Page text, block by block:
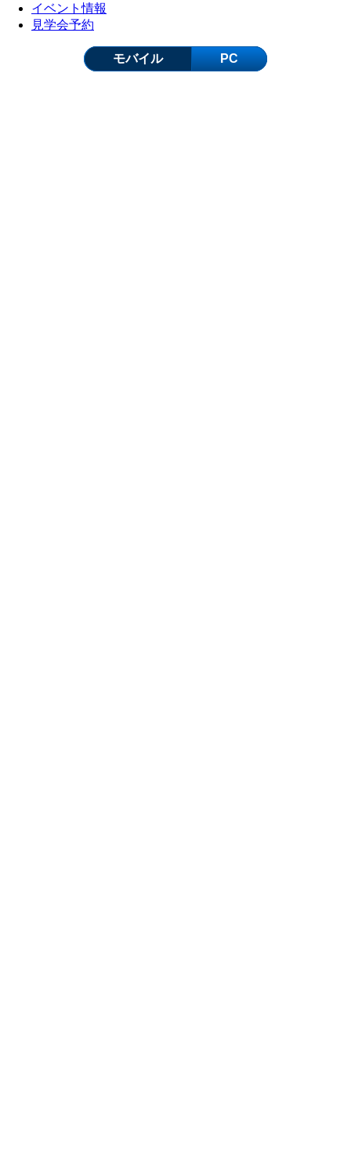
イベント情報
見学会予約
モバイル PC